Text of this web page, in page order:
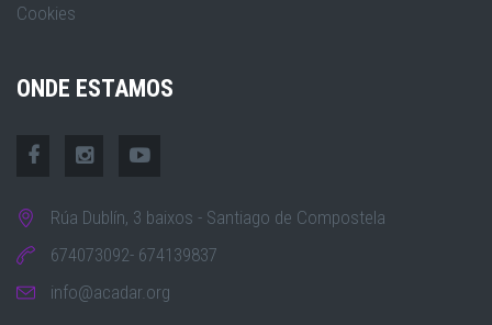
Cookies
ONDE ESTAMOS
Rúa Dublín, 3 baixos - Santiago de Compostela
674073092- 674139837
info@acadar.org